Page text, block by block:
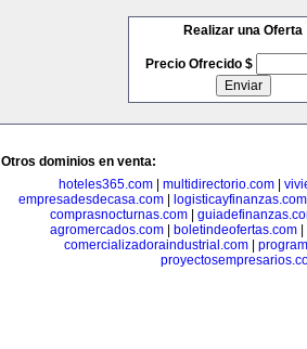
Realizar una Oferta
Precio Ofrecido $
Otros dominios en venta:
hoteles365.com
multidirectorio.com
empresadesdecasa.com
logisticayfinanzas.com
comprasnocturnas.com
agromercados.com
boletindeofertas.com
comercializadoraindustrial.com